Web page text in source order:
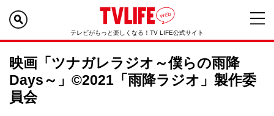
テレビがもっと楽しくなる！TV LIFE公式サイト
映画「ツナガレラジオ～僕らの雨降
Days～」©2021「雨降ラジオ」製作委
員会